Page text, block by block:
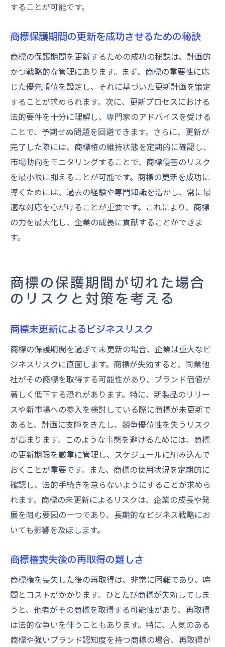
することが可能です。
商標保護期間の更新を成功させるための秘訣
商標の保護期間を更新するための成功の秘訣は、計画的
かつ戦略的な管理にあります。まず、商標の重要性に応
じた優先順位を設定し、それに基づいた更新計画を策定
することが求められます。次に、更新プロセスにおける
法的要件を十分に理解し、専門家のアドバイスを受ける
ことで、予期せぬ問題を回避できます。さらに、更新が
完了した際には、商標権の維持状態を定期的に確認し、
市場動向をモニタリングすることで、商標侵害のリスク
を最小限に抑えることが可能です。商標の更新を成功に
導くためには、過去の経験や専門知識を活かし、常に最
適な対応を心がけることが重要です。これにより、商標
の力を最大化し、企業の成長に貢献することができま
す。
商標の保護期間が切れた場合
のリスクと対策を考える
商標未更新によるビジネスリスク
商標の保護期間を過ぎて未更新の場合、企業は重大なビ
ジネスリスクに直面します。商標が失効すると、同業他
社がその商標を取得する可能性があり、ブランド価値が
著しく低下する恐れがあります。特に、新製品のリリー
スや新市場への参入を検討している際に商標が未更新で
あると、計画に支障をきたし、競争優位性を失うリスク
が高まります。このような事態を避けるためには、商標
の更新期限を厳重に管理し、スケジュールに組み込んで
おくことが重要です。また、商標の使用状況を定期的に
確認し、法的手続きを怠らないようにすることが求めら
れます。商標の未更新によるリスクは、企業の成長や発
展を阻む要因の一つであり、長期的なビジネス戦略にお
いても影響を及ぼします。
商標権喪失後の再取得の難しさ
商標権を喪失した後の再取得は、非常に困難であり、時
間とコストがかかります。ひとたび商標が失効してしま
うと、他者がその商標を取得する可能性があり、再取得
は法的な争いを伴うこともあります。特に、人気のある
商標や強いブランド認知度を持つ商標の場合、再取得が